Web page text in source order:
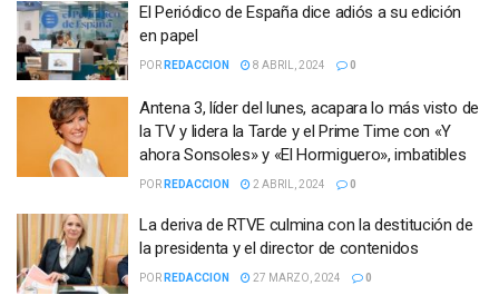
El Periódico de España dice adiós a su edición
en papel
POR REDACCION 8 ABRIL, 2024 0
Antena 3, líder del lunes, acapara lo más visto de
la TV y lidera la Tarde y el Prime Time con «Y
ahora Sonsoles» y «El Hormiguero», imbatibles
POR REDACCION 2 ABRIL, 2024 0
La deriva de RTVE culmina con la destitución de
la presidenta y el director de contenidos
POR REDACCION 27 MARZO, 2024 0